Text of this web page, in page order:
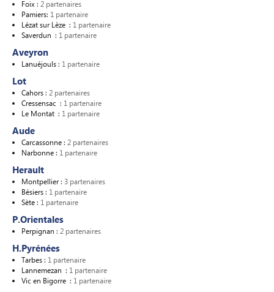
Foix : 2 partenaires
Pamiers: 1 partenaire
Lézat sur Lèze : 1 partenaire
Saverdun : 1 partenaire
Aveyron
Lanuéjouls : 1 partenaire
Lot
Cahors : 2 partenaires
Cressensac : 1 partenaire
Le Montat : 1 partenaire
Aude
Carcassonne : 2 partenaires
Narbonne : 1 partenaire
Herault
Montpellier : 3 partenaires
Bésiers : 1 partenaire
Sète : 1 partenaire
P.Orientales
Perpignan : 2 partenaires
H.Pyrénées
Tarbes : 1 partenaire
Lannemezan : 1 partenaire
Vic en Bigorre : 1 partenaire